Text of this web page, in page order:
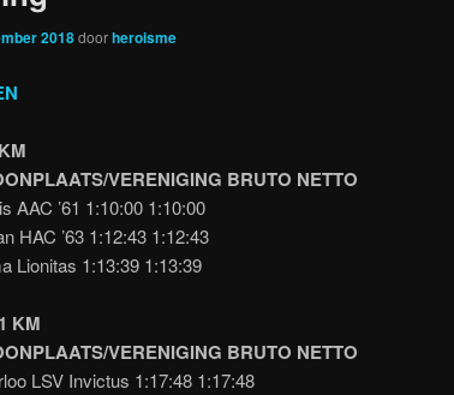
2018doorheroisme
VERENIGING BRUTO NETTO
AAC ’61 1:10:00 1:10:00
HAC ’63 1:12:43 1:12:43
Lionitas 1:13:39 1:13:39
KM
VERENIGING BRUTO NETTO
LSV Invictus 1:17:48 1:17:48